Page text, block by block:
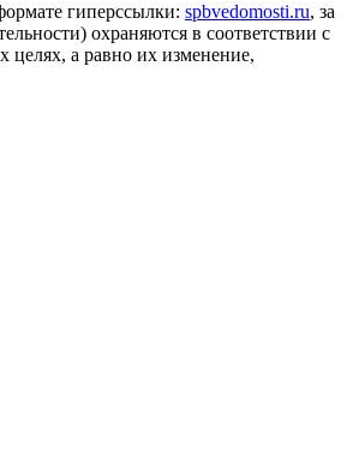
гиперссылки: spbvedomosti.ru, за
охраняются в соответствии с
а равно их изменение,